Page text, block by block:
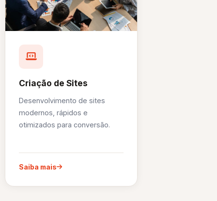
Criação de Sites
Desenvolvimento de sites
modernos, rápidos e
otimizados para conversão.
Saiba mais